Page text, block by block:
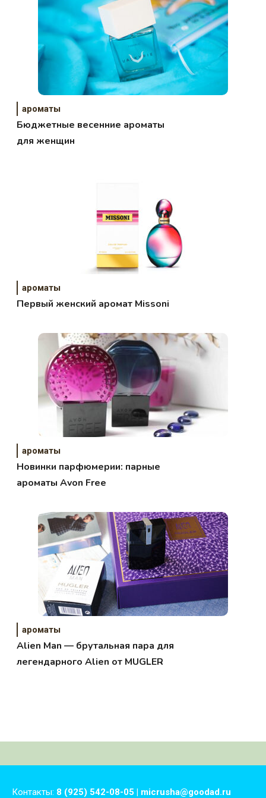
ароматы
Бюджетные весенние ароматы
для женщин
ароматы
Первый женский аромат Missoni
ароматы
Новинки парфюмерии: парные
ароматы Avon Free
ароматы
Alien Man — брутальная пара для
легендарного Alien от MUGLER
Контакты: 8 (925) 542-08-05 | micrusha@goodad.ru